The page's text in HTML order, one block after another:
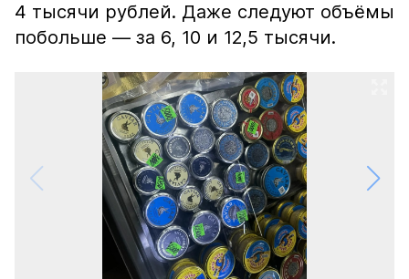
4 тысячи рублей. Даже следуют объёмы
побольше — за 6, 10 и 12,5 тысячи.